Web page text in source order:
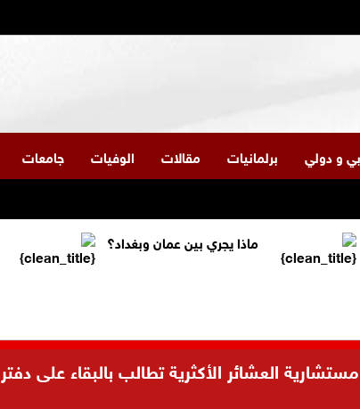
و دولي برلمانيات مقالات الوفيات جامعات
ماذا يجري بين عمان وبغداد؟
العشائر الأكثرية تطالب بالبقاء على